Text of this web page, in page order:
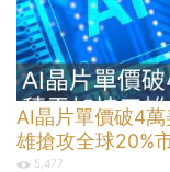
AI晶片單價破4
雄搶攻全球20%
5,477